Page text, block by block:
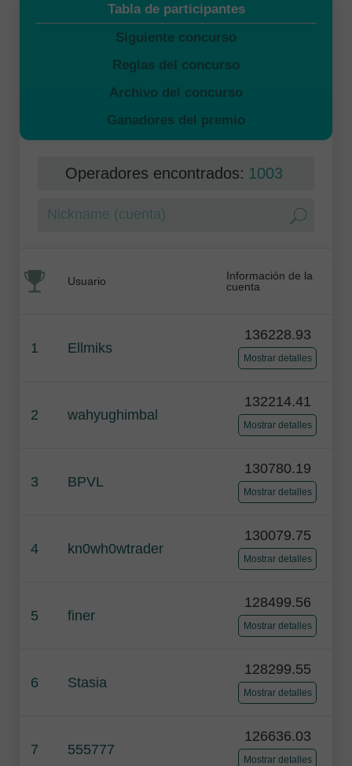
Tabla de participantes
Siguiente concurso
Reglas del concurso
Archivo del concurso
Ganadores del premio
Operadores encontrados: 1003
Usuario
Información de la
cuenta
1 Ellmiks
136228.93
Mostrar detalles
2 wahyughimbal
132214.41
Mostrar detalles
3 BPVL
130780.19
Mostrar detalles
4 kn0wh0wtrader
130079.75
Mostrar detalles
5 finer
128499.56
Mostrar detalles
6 Stasia
128299.55
Mostrar detalles
7 555777
126636.03
Mostrar detalles